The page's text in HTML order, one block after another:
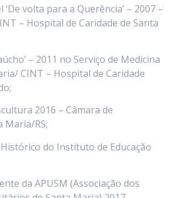
volta para a Querência’ – 2007 –
– Hospital de Caridade de Santa
– 2011 no Serviço de Medicina
CINT – Hospital de Caridade
2016 – Câmara de
Maria/RS;
do Instituto de Educação
da APUSM (Associação dos